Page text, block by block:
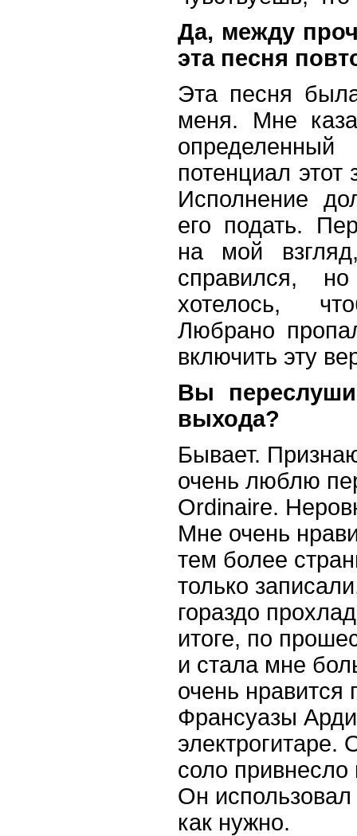
Да, между
эта песня
Эта песня
меня. Мне
потенциал этот
Исполнение
его подать.
на мой
справился,
хотелось,
Любрано
включить эту
Вы
выхода?
Бывает.
очень люблю
Ordinaire.
Мне очень
тем более
только
гораздо
итоге, по
и стала мне
очень нравится
Франсуазы
электрогитаре.
соло привнесло
Он
как нужно.